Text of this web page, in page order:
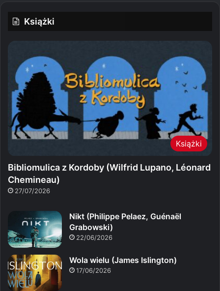
Książki
Książki
Bibliomulica z Kordoby (Wilfrid Lupano, Léonard
Chemineau)
27/07/2026
Nikt (Philippe Pelaez, Guénaël
Grabowski)
22/06/2026
Wola wielu (James Islington)
17/06/2026